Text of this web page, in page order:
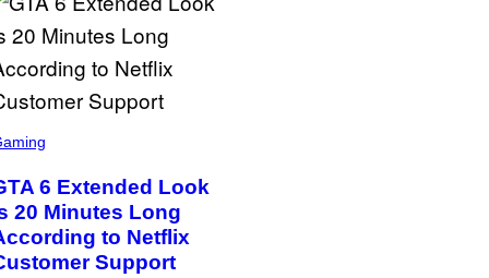
6 Extended Look
20 Minutes Long
to Netflix
Support